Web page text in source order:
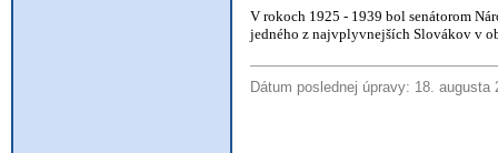
V rokoch 1925 - 1939 bol senátorom
jedného z najvplyvnejších Slovákov v
Dátum poslednej úpravy: 18. augusta